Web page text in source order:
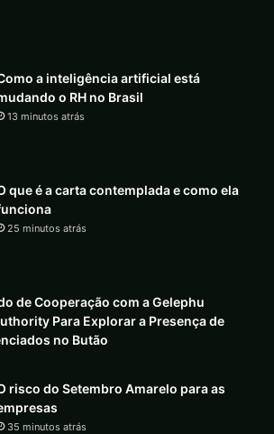
a inteligência artificial está
o RH no Brasil
13 minutos atrás
que é a carta contemplada e como ela
25 minutos atrás
de Cooperação com a Gelephu
Para Explorar a Presença de
no Butão
risco do Setembro Amarelo para as
35 minutos atrás